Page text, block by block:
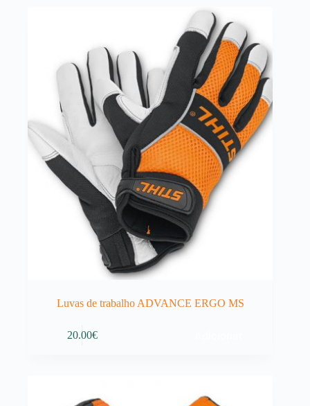
Luvas de trabalho ADVANCE ERGO MS
20.00€